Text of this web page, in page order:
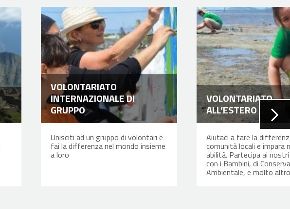
VOLONTARIATO
INTERNAZIONALE DI
GRUPPO
Unisciti ad un gruppo di volontari e
fai la differenza nel mondo insieme
a loro
VOLONTARIATO
ALL’ESTERO
Aiutaci a fare la
comunità locali e impara
abilità. Partecipa ai
con i Bambini, di
Ambientale, e molto altro